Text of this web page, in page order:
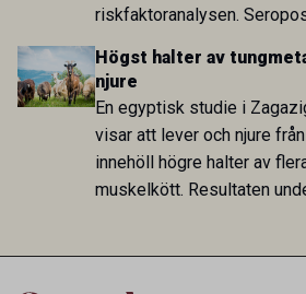
riskfaktoranalysen.
hög i Zarqa och statistiskt
annat stallhållning.
har exponerats för
fungerar som reservoarer
smittspridning.
Högst halter av
njure
En egyptisk studie i
visar att lever och njure
innehöll högre halter av
muskelkött. Resultaten